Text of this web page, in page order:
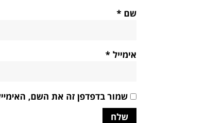
שם *
אימייל *
שמור בדפדפן זה את השם,